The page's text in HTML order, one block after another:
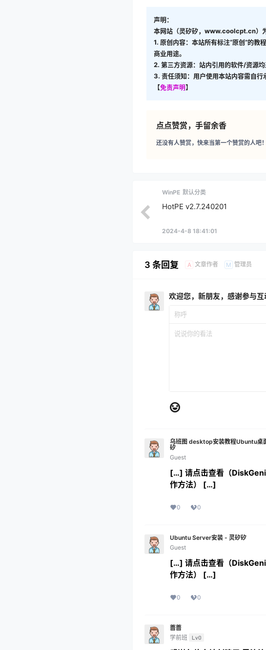
声明：
本网站（灵矽矽，www.coolcpt.cn）
1. 原创内容：本站所有标注“原创”的
商业用途。
2. 第三方资源：站内引用的软件/资源
3. 责任须知：用户使用本站内容需自行
【免责声明】
点点赞赏，手留余香
还没有人赞赏，快来当第一个赞赏的人吧！
WinPE 默认分类
HotPE v2.7.240201
2024-4-8 18:41:01
3 条回复 A 文章作者 M 管理员
欢迎您，新朋友，感谢参与互
乌班图 desktop安装教程Ubuntu桌
矽
Guest
[…] 请点击查看（
作方法） […]
0 0
Ubuntu Server安装 - 灵矽矽
Guest
[…] 请点击查看（
作方法） […]
0 0
蔷蔷
学前班 Lv0